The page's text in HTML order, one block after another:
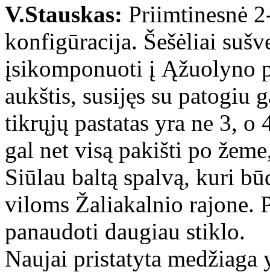
V.Stauskas: Priimtinesnė
konfigūracija. Šešėliai
įsikomponuoti į Ąžuolyno
aukštis, susijęs su patogiu
tikrųjų pastatas yra ne 3,
gal net visą pakišti po
Siūlau baltą spalvą, kuri
viloms Žaliakalnio rajone.
panaudoti daugiau stiklo.
Naujai pristatyta medžiaga